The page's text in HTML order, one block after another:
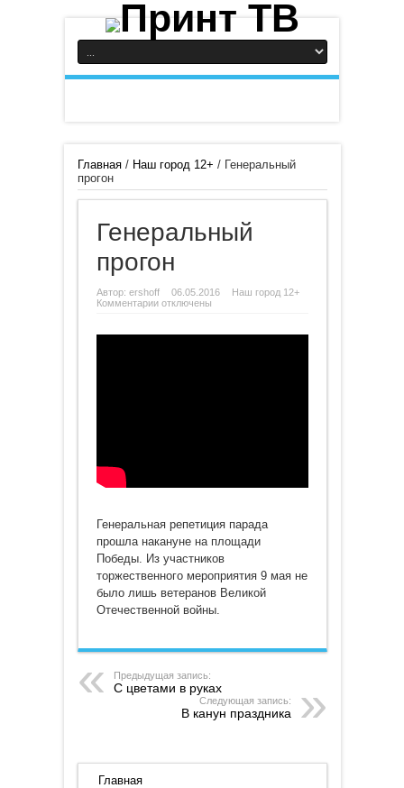
Главная/ Наш город 12+ / Генеральный
прогон
Генеральный
прогон
Автор: ershoff 06.05.2016
Наш город 12+
Комментариик
прогон
отключены
Генеральная репетиция парада
прошла накануне на площади
Победы. Из участников
торжественного мероприятия 9 мая не
было лишь ветеранов Великой
Отечественной войны.
Предыдущая запись:
С цветами в руках
Следующая запись:
В канун праздника
Главная